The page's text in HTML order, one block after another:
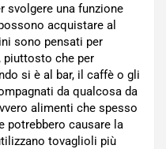
svolgere una funzione
acquistare al
sono pensati per
piuttosto che per
si è al bar, il caffè o gli
da qualcosa da
alimenti che spesso
potrebbero causare la
tovaglioli più